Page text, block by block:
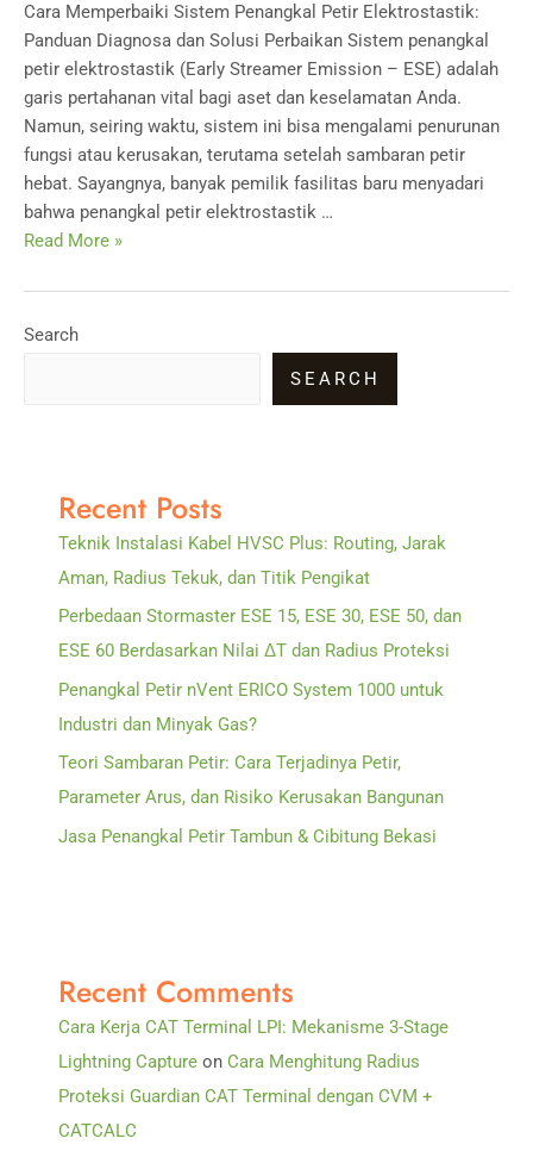
Cara Memperbaiki Sistem Penangkal Petir Elektrostastik:
Panduan Diagnosa dan Solusi Perbaikan Sistem penangkal
petir elektrostastik (Early Streamer Emission – ESE) adalah
garis pertahanan vital bagi aset dan keselamatan Anda.
Namun, seiring waktu, sistem ini bisa mengalami penurunan
fungsi atau kerusakan, terutama setelah sambaran petir
hebat. Sayangnya, banyak pemilik fasilitas baru menyadari
bahwa penangkal petir elektrostastik …
Perbaikan
Petir
Surabaya
Read More »
Search
SEARCH
Recent Posts
Teknik Instalasi Kabel HVSC Plus: Routing, Jarak
Aman, Radius Tekuk, dan Titik Pengikat
Perbedaan Stormaster ESE 15, ESE 30, ESE 50, dan
ESE 60 Berdasarkan Nilai ΔT dan Radius Proteksi
Penangkal Petir nVent ERICO System 1000 untuk
Industri dan Minyak Gas?
Teori Sambaran Petir: Cara Terjadinya Petir,
Parameter Arus, dan Risiko Kerusakan Bangunan
Jasa Penangkal Petir Tambun & Cibitung Bekasi
Recent Comments
Cara Kerja CAT Terminal LPI: Mekanisme 3-Stage
Lightning Capture on Cara Menghitung Radius
Proteksi Guardian CAT Terminal dengan CVM +
CATCALC